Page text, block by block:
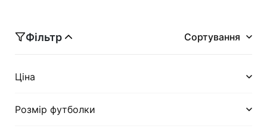
Фільтр
Ціна
Розмір футболки